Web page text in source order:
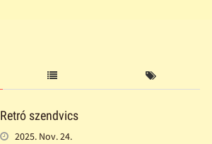
Retró szendvics
2025. Nov. 24.